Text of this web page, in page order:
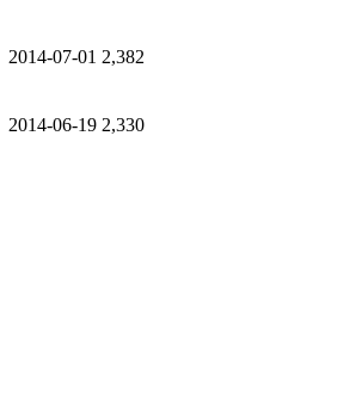
2014-07-01 2,382
2014-06-19 2,330